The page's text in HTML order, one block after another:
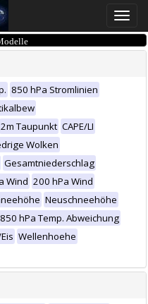
Toggle
850 hPa Stromlinien
2m Taupunkt CAPE/LI
Wolken
Gesamtniederschlag
Wind 200 hPa Wind
Neuschneehöhe
850 hPa Temp. Abweichung
Wellenhoehe